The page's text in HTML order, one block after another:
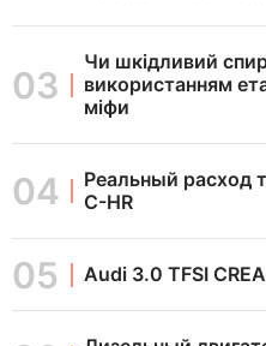
Чи шкідливий
використанням
міфи
Реальный расход
C-HR
Audi 3.0 TFSI